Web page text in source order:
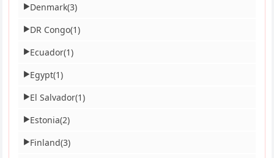
▶Denmark(3)
▶DR Congo(1)
▶Ecuador(1)
▶Egypt(1)
▶El Salvador(1)
▶Estonia(2)
▶Finland(3)